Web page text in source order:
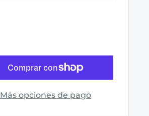
Más opciones de pago